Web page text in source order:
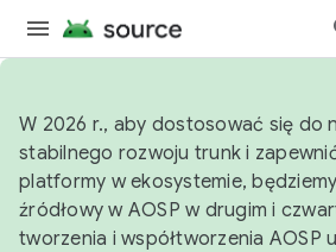
W 2026 r., aby dostosować się do
stabilnego rozwoju trunk i
platformy w ekosystemie,
źródłowy w AOSP w drugim i
tworzenia i współtworzenia AOSP